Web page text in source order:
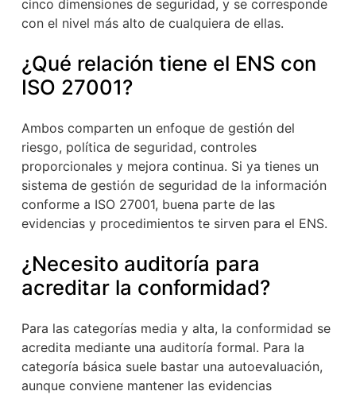
cinco dimensiones de seguridad, y se corresponde
con el nivel más alto de cualquiera de ellas.
¿Qué relación tiene el ENS con
ISO 27001?
Ambos comparten un enfoque de gestión del
riesgo, política de seguridad, controles
proporcionales y mejora continua. Si ya tienes un
sistema de gestión de seguridad de la información
conforme a ISO 27001, buena parte de las
evidencias y procedimientos te sirven para el ENS.
¿Necesito auditoría para
acreditar la conformidad?
Para las categorías media y alta, la conformidad se
acredita mediante una auditoría formal. Para la
categoría básica suele bastar una autoevaluación,
aunque conviene mantener las evidencias